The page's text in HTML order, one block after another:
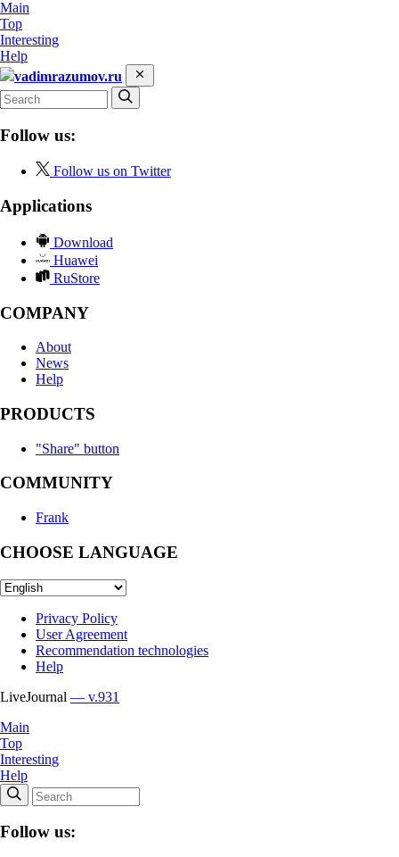
Main
Top
Interesting
Help
vadimrazumov.ru
Follow us:
Follow us on Twitter
Applications
Download
Huawei
RuStore
COMPANY
About
News
Help
PRODUCTS
"Share" button
COMMUNITY
Frank
CHOOSE LANGUAGE
Privacy Policy
User Agreement
Recommendation technologies
Help
LiveJournal — v.931
Main
Top
Interesting
Help
Follow us: